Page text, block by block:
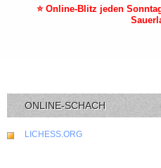
⭐ Online-Blitz jeden
ONLINE-SCHACH
LICHESS.ORG